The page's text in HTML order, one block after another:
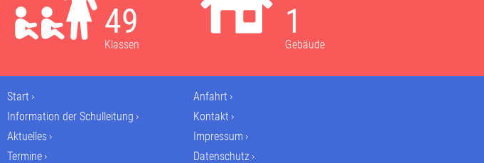
49
Klassen
1
Gebäude
Start
Information der Schulleitung
Aktuelles
Termine
Anfahrt
Kontakt
Impressum
Datenschutz